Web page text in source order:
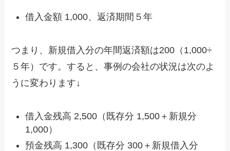
借入金額 1,000、返済期間５年
つまり、新規借入分の年間返済額は200（1,000÷
５年）です。すると、事例の会社の状況は次のよ
うに変わります↓
借入金残高 2,500（既存分 1,500＋新規分
1,000）
預金残高 1,300（既存分 300＋新規借入分